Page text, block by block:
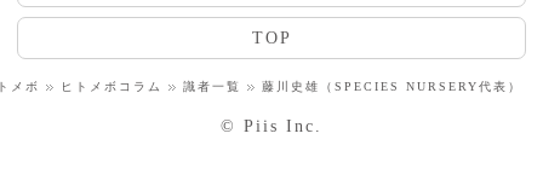
TOP
メボ ヒトメボコラム 識者一覧 藤川史雄（SPECIES NURSERY代表）
© Piis Inc.